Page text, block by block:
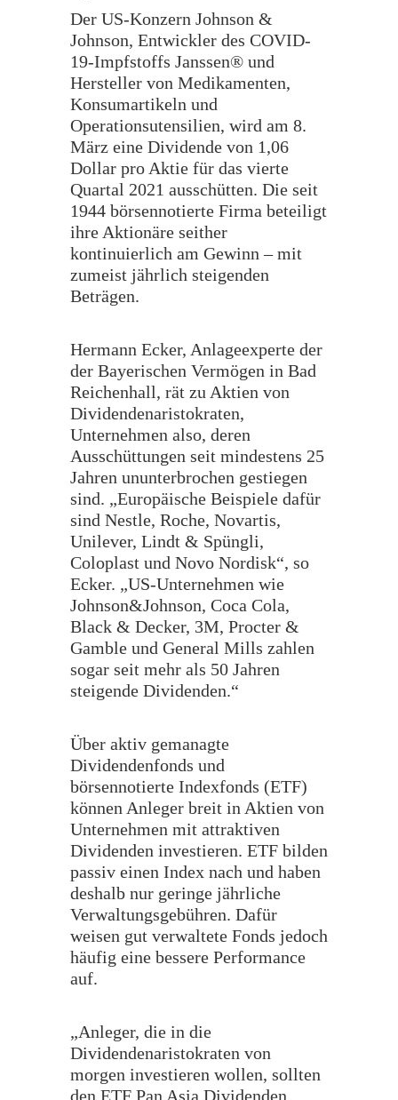
Der US-Konzern Johnson &
Johnson, Entwickler des COVID-
19-Impfstoffs Janssen® und
Hersteller von Medikamenten,
Konsumartikeln und
Operationsutensilien, wird am 8.
März eine Dividende von 1,06
Dollar pro Aktie für das vierte
Quartal 2021 ausschütten. Die seit
1944 börsennotierte Firma beteiligt
ihre Aktionäre seither
kontinuierlich am Gewinn – mit
zumeist jährlich steigenden
Beträgen.
Hermann Ecker, Anlageexperte der
der Bayerischen Vermögen in Bad
Reichenhall, rät zu Aktien von
Dividendenaristokraten,
Unternehmen also, deren
Ausschüttungen seit mindestens 25
Jahren ununterbrochen gestiegen
sind. „Europäische Beispiele dafür
sind Nestle, Roche, Novartis,
Unilever, Lindt & Spüngli,
Coloplast und Novo Nordisk“, so
Ecker. „US-Unternehmen wie
Johnson&Johnson, Coca Cola,
Black & Decker, 3M, Procter &
Gamble und General Mills zahlen
sogar seit mehr als 50 Jahren
steigende Dividenden.“
Über aktiv gemanagte
Dividendenfonds und
börsennotierte Indexfonds (ETF)
können Anleger breit in Aktien von
Unternehmen mit attraktiven
Dividenden investieren. ETF bilden
passiv einen Index nach und haben
deshalb nur geringe jährliche
Verwaltungsgebühren. Dafür
weisen gut verwaltete Fonds jedoch
häufig eine bessere Performance
auf.
„Anleger, die in die
Dividendenaristokraten von
morgen investieren wollen, sollten
den ETF Pan Asia Dividenden